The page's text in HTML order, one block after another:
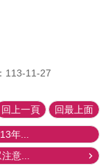
113-11-27
回上一頁 回最上面
年...
意...